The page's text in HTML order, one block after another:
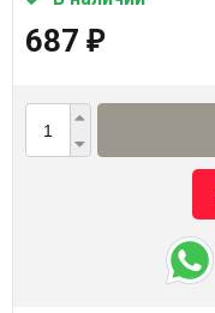
687 ₽